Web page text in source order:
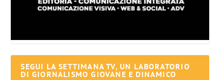
SEGUI LA SETTIMANA TV, UN LABORATORIO
DI GIORNALISMO GIOVANE E DINAMICO